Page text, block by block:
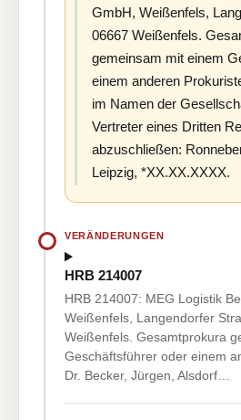
GmbH, Weißenfels,
06667 Weißenfels.
gemeinsam mit einem
einem anderen
im Namen der
Vertreter eines Dritten
abzuschließen:
Leipzig, *XX.XX.XXXX.
VERÄNDERUNGEN
HRB 214007
HRB 214007: MEG Logistik
Weißenfels, Langendorfer
Weißenfels. Gesamtprokura
Geschäftsführer oder einem
Dr. Becker, Jürgen, Alsdorf…